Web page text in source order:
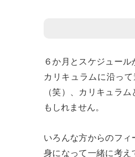
６か月とスケジュー
カリキュラムに沿っ
（笑）、カリキュラ
もしれません。
いろんな方からのフ
身になって一緒に考え